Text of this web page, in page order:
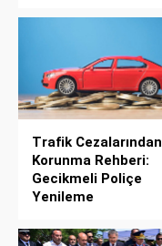
Trafik Cezalarından
Korunma Rehberi:
Gecikmeli Poliçe
Yenileme